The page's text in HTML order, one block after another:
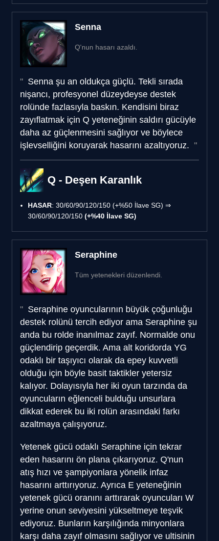
Senna
Q'nun hasarı azaldı.
Senna şu an oldukça güçlü. Tekli sırada
nişancı, profesyonel düzeydeyse destek
rolünde fazlasıyla baskın. Kendisini biraz
zayıflatmak için Q yeteneğinin saldırı gücüyle
daha az güçlenmesini sağlıyor ve böylece
işlevselliğini koruyarak hasarını azaltıyoruz.
Q - Deşen Karanlık
HASAR: 30/60/90/120/150 (+%50 İlave SG) ⇒
30/60/90/120/150 (+%40 İlave SG)
Seraphine
Tüm yetenekleri düzenlendi.
Seraphine oyuncularının büyük çoğunluğu
destek rolünü tercih ediyor ama Seraphine şu
anda bu rolde inanılmaz zayıf. Normalde onu
güçlendirip geçerdik. Ama alt koridorda YG
odaklı bir taşıyıcı olarak da epey kuvvetli
olduğu için böyle basit taktikler yetersiz
kalıyor. Dolayısıyla her iki oyun tarzında da
oyuncuların eğlenceli bulduğu unsurlara
dikkat ederek bu iki rolün arasındaki farkı
azaltmaya çalışıyoruz.
Yetenek gücü odaklı Seraphine için tekrar
eden hasarını ön plana çıkarıyoruz. Q'nun
atış hızı ve şampiyonlara yönelik infaz
hasarını arttırıyoruz. Ayrıca E yeteneğinin
yetenek gücü oranını arttırarak oyuncuları W
yerine onun seviyesini yükseltmeye teşvik
ediyoruz. Bunların karşılığında minyonlara
karşı daha zayıf olmasını sağlıyor ve ultisinin